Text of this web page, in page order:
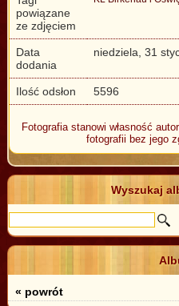
powiązane
ze zdjęciem
Data
dodania
niedziela, 31
Ilość odsłon 5596
Fotografia stanowi własność
fotografii bez jego
Wyszukaj
« powrót